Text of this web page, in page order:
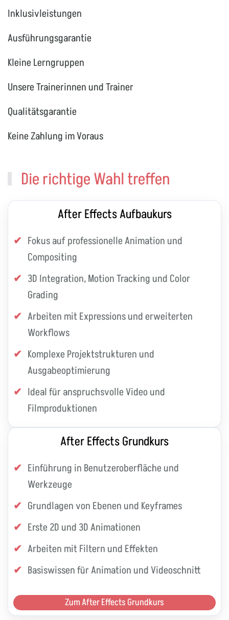
Inklusivleistungen
Ausführungsgarantie
Kleine Lerngruppen
Unsere Trainerinnen und Trainer
Qualitätsgarantie
Keine Zahlung im Voraus
Die richtige Wahl treffen
After Effects Aufbaukurs
Fokus auf professionelle Animation und
Compositing
3D Integration, Motion Tracking und Color
Grading
Arbeiten mit Expressions und erweiterten
Workflows
Komplexe Projektstrukturen und
Ausgabeoptimierung
Ideal für anspruchsvolle Video und
Filmproduktionen
After Effects Grundkurs
Einführung in Benutzeroberfläche und
Werkzeuge
Grundlagen von Ebenen und Keyframes
Erste 2D und 3D Animationen
Arbeiten mit Filtern und Effekten
Basiswissen für Animation und Videoschnitt
Zum After Effects Grundkurs